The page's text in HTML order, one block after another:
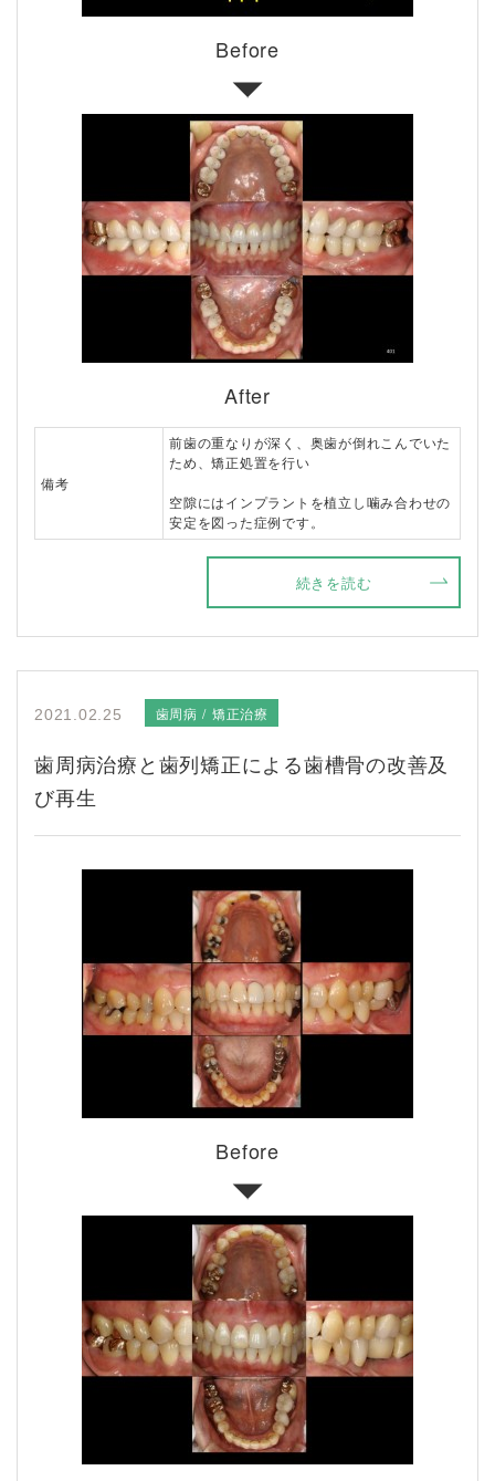
Before
After
備考
前歯の重なりが深く、奥歯が倒れこんでいた
ため、矯正処置を行い
空隙にはインプラントを植立し噛み合わせの
安定を図った症例です。
続きを読む
2021.02.25 歯周病 矯正治療
歯周病治療と歯列矯正による歯槽骨の改善及
び再生
Before